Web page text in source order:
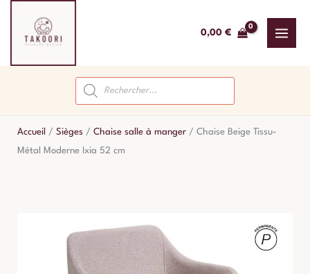
contenu
0,00 €
Recherche
de
produits
Accueil / Sièges / Chaise salle à manger / Chaise Beige Tissu-
Métal Moderne Ixia 52 cm